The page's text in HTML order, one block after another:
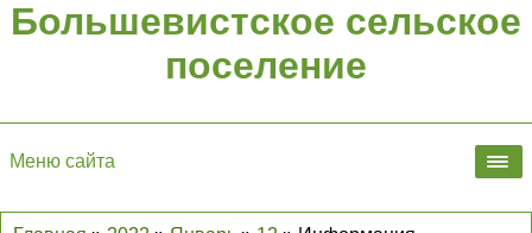
Большевистское сельское
поселение
Меню сайта